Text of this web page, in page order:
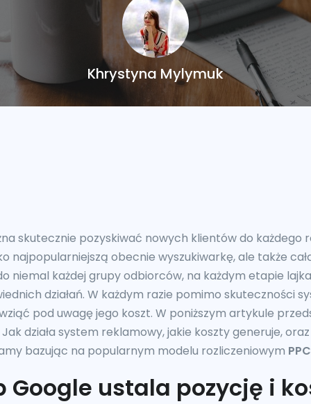
Khrystyna Mylymuk
skutecznie pozyskiwać nowych klientów do każdego
najpopularniejszą obecnie wyszukiwarkę, ale także
niemal każdej grupy odbiorców, na każdym etapie
działań. W każdym razie pomimo skuteczności
pod uwagę jego koszt. W poniższym artykule
Jak działa system reklamowy, jakie koszty generuje,
bazując na popularnym modelu rozliczeniowym
Google ustala pozycję i